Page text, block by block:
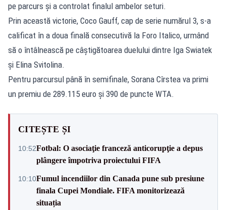
pe parcurs și a controlat finalul ambelor seturi.
Prin această victorie, Coco Gauff, cap de serie numărul 3, s-a
calificat în a doua finală consecutivă la Foro Italico, urmând
să o întâlnească pe câștigătoarea duelului dintre Iga Swiatek
și Elina Svitolina.
Pentru parcursul până în semifinale, Sorana Cîrstea va primi
un premiu de 289.115 euro și 390 de puncte WTA.
CITEȘTE ȘI
10:52Fotbal: O asociaţie franceză anticorupţie a depus
plângere împotriva proiectului FIFA
10:10Fumul incendiilor din Canada pune sub presiune
finala Cupei Mondiale. FIFA monitorizează
situația